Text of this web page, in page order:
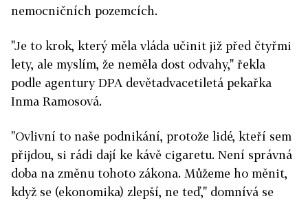
nemocničních pozemcích.
"Je to krok, který měla vláda učinit již před čtyřmi
lety, ale myslím, že neměla dost odvahy," řekla
podle agentury DPA devětadvacetiletá pekařka
Inma Ramosová.
"Ovlivní to naše podnikání, protože lidé, kteří sem
přijdou, si rádi dají ke kávě cigaretu. Není správná
doba na změnu tohoto zákona. Můžeme ho měnit,
když se (ekonomika) zlepší, ne teď," domnívá se